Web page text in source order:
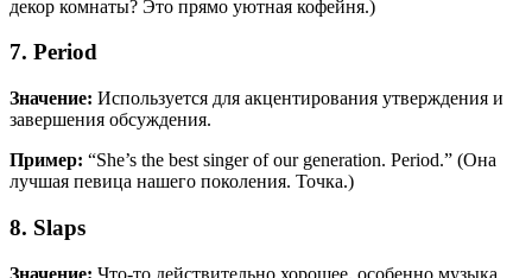
декор комнаты? Это прямо уютная кофейня.)
7. Period
Значение: Используется для акцентирования утверждения и
завершения обсуждения.
Пример: “She’s the best singer of our generation. Period.” (Она
лучшая певица нашего поколения. Точка.)
8. Slaps
Значение: Что-то действительно хорошее, особенно музыка